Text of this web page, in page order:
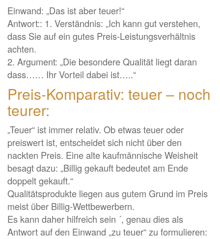
Einwand: „Das ist aber teuer!“
Antwort:: 1. Verständnis: „Ich kann gut verstehen,
dass Sie auf ein gutes Preis-Leistungsverhältnis
achten.
2. Argument: „Die besondere Qualität liegt daran
dass…… Ihr Vorteil dabei ist…..“
Preis-Komparativ: teuer – noch
teurer:
„Teuer“ ist immer relativ. Ob etwas teuer oder
preiswert ist, entscheidet sich nicht über den
nackten Preis. Eine alte kaufmännische Weisheit
besagt dazu: „Billig gekauft bedeutet am Ende
doppelt gekauft.“
Qualitätsprodukte liegen aus gutem Grund im Preis
meist über Billig-Wettbewerbern.
Es kann daher hilfreich sein ´, genau dies als
Antwort auf den Einwand „zu teuer“ zu formulieren: